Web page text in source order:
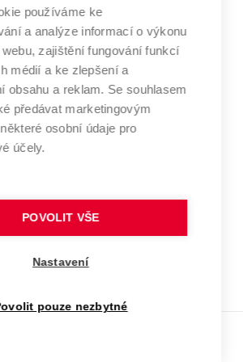
fondů
/ ContriBUTe
odkaz)
učení
technické
V BRNĚ
www.vut.cz
vut@vutbr.cz
používáme ke
a analýze informací o výkonu
zajištění fungování funkcí
médií a ke zlepšení a
obsahu a reklam. Se souhlasem
předávat marketingovým
osobní údaje pro
účely.
POVOLIT VŠE
Nastavení
pouze nezbytné